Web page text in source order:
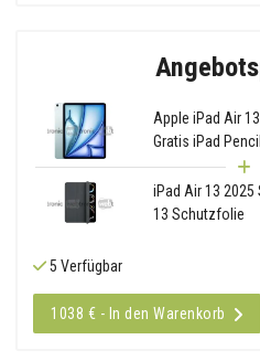
Apple iPad Air
Gratis iPad
iPad Air 13 2025
13 Schutzfolie
5 Verfügbar
1038 € - In den Warenkorb